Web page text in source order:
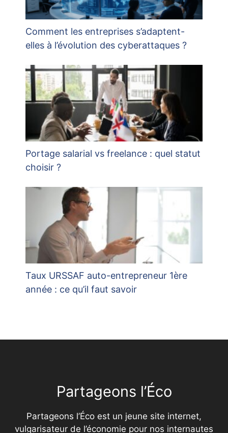
Comment les entreprises s’adaptent-
elles à l’évolution des cyberattaques ?
Portage salarial vs freelance : quel statut
choisir ?
Taux URSSAF auto-entrepreneur 1ère
année : ce qu’il faut savoir
Partageons l’Éco
Partageons l’Éco est un jeune site internet,
vulgarisateur de l’économie pour nos internautes